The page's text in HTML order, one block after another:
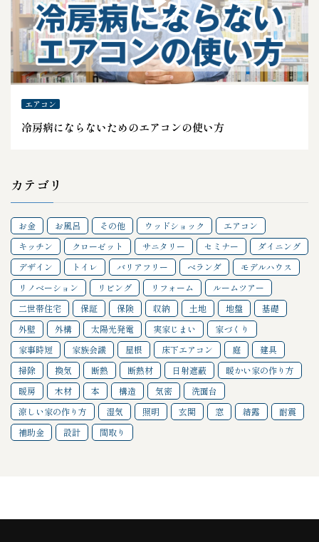
エアコン
冷房病にならないためのエアコンの使い方
カテゴリ
お金 お風呂 その他 ウッドショック
エアコン
キッチン
クローゼット サニタリー セミナー
ダイニング
デザイン
トイレ バリアフリー ベランダ
モデルハウス
リノベーション
リビング リフォーム
ルームツアー
二世帯住宅
保証 保険 収納 土地 地盤
基礎
外壁
外構 太陽光発電 実家じまい
家づくり
家事時短
家族会議 屋根 床下エアコン 庭
建具
掃除
換気 断熱 断熱材 日射遮蔽
暖かい家の作り方
暖房
木材 本 構造 気密
洗面台
涼しい家の作り方
湿気 照明 玄関 窓 結露
耐震
補助金
設計 間取り